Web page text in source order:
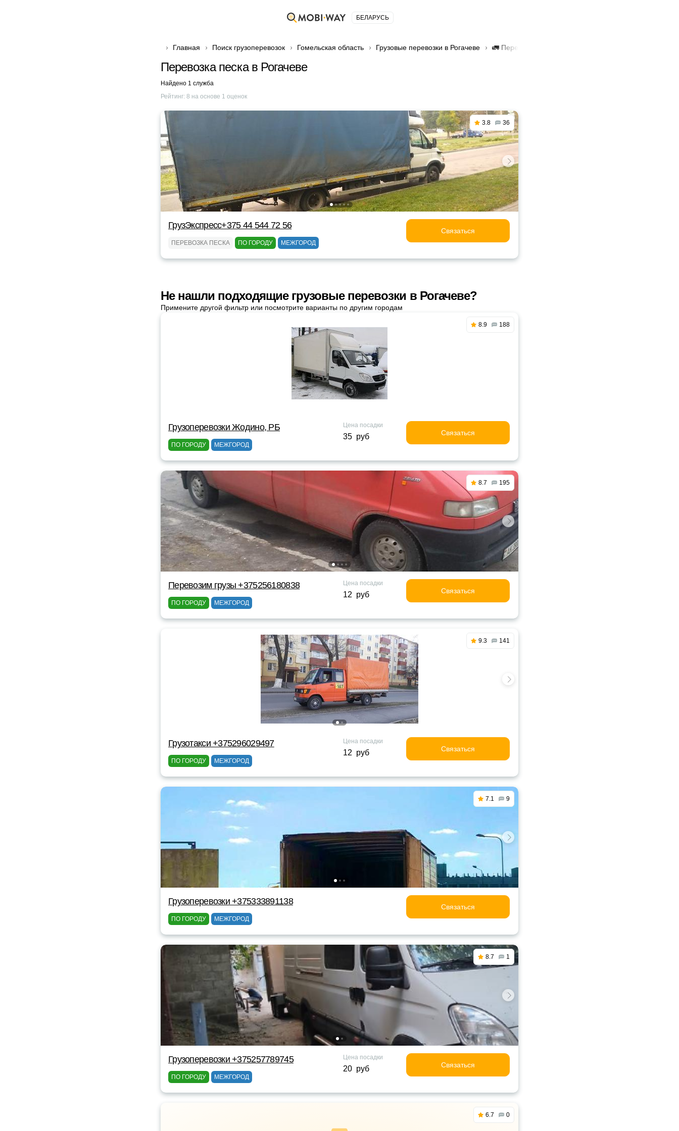
БЕЛАРУСЬ
Главная Поиск грузоперевозок Гомельская область Грузовые перевозки в Рогачеве 🚛 Перевозка песка в Рогачеве
Перевозка песка в Рогачеве
Найдено 1 служба
Рейтинг: 8 на основе 1 оценок
3.8 36
ГрузЭкспресс+375 44 544 72 56
ПЕРЕВОЗКА ПЕСКА ПО ГОРОДУ МЕЖГОРОД
Связаться
Не нашли подходящие грузовые перевозки в Рогачеве?
Примените другой фильтр или посмотрите варианты по другим городам
8.9 188
Грузоперевозки Жодино, РБ
ПО ГОРОДУ МЕЖГОРОД
Цена посадки
35 руб Связаться
8.7 195
Перевозим грузы +375256180838
ПО ГОРОДУ МЕЖГОРОД
Цена посадки
12 руб Связаться
9.3 141
Грузотакси +375296029497
ПО ГОРОДУ МЕЖГОРОД
Цена посадки
12 руб Связаться
7.1 9
Грузоперевозки +375333891138
ПО ГОРОДУ МЕЖГОРОД
Связаться
8.7 1
Грузоперевозки +375257789745
ПО ГОРОДУ МЕЖГОРОД
Цена посадки
20 руб Связаться
6.7 0